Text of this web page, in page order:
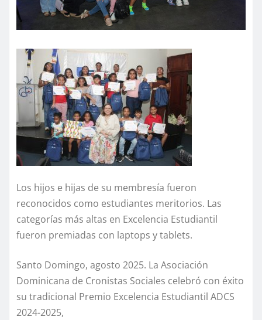
Los hijos e hijas de su membresía fueron
reconocidos como estudiantes meritorios. Las
categorías más altas en Excelencia Estudiantil
fueron premiadas con laptops y tablets.
Santo Domingo, agosto 2025. La Asociación
Dominicana de Cronistas Sociales celebró con éxito
su tradicional Premio Excelencia Estudiantil ADCS
2024-2025,